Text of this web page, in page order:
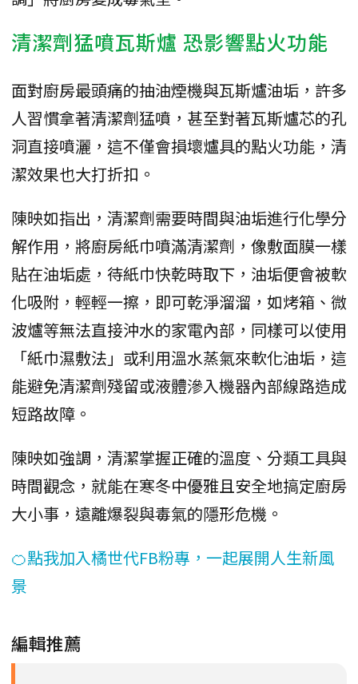
清潔劑猛噴瓦斯爐 恐影響點火功能
面對廚房最頭痛的抽油煙機與瓦斯爐油垢，許多
人習慣拿著清潔劑猛噴，甚至對著瓦斯爐芯的孔
洞直接噴灑，這不僅會損壞爐具的點火功能，清
潔效果也大打折扣。
陳映如指出，清潔劑需要時間與油垢進行化學分
解作用，將廚房紙巾噴滿清潔劑，像敷面膜一樣
貼在油垢處，待紙巾快乾時取下，油垢便會被軟
化吸附，輕輕一擦，即可乾淨溜溜，如烤箱、微
波爐等無法直接沖水的家電內部，同樣可以使用
「紙巾濕敷法」或利用溫水蒸氣來軟化油垢，這
能避免清潔劑殘留或液體滲入機器內部線路造成
短路故障。
陳映如強調，清潔掌握正確的溫度、分類工具與
時間觀念，就能在寒冬中優雅且安全地搞定廚房
大小事，遠離爆裂與毒氣的隱形危機。
🍊點我加入橘世代FB粉專，一起展開人生新風
景
編輯推薦